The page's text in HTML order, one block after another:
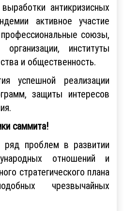
антикризисных
активное участие
союзы,
организации, институты
и общественность.
успешной реализации
защиты интересов
саммита!
ряд проблем в развитии
отношений и
стратегического плана
чрезвычайных